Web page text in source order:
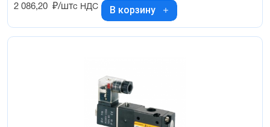
2 086,20 ₽/штс НДС В корзину